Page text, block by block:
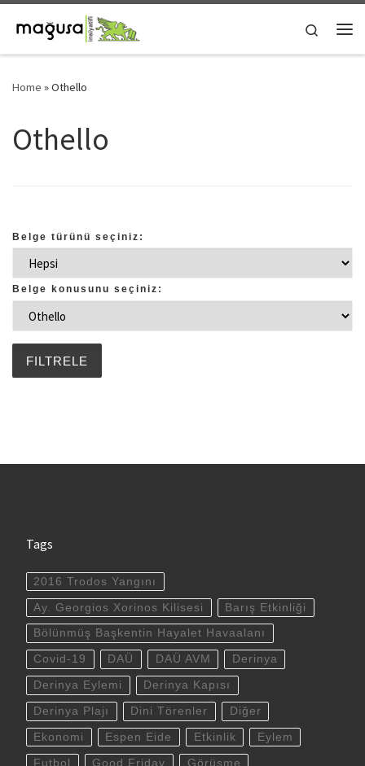
Skip to content
Search
Home »Othello
Othello
Belge türünü seçiniz:
Belge konusunu seçiniz:
Tags
2016 Trodos Yangını
Ay. Georgios Xorinos Kilisesi Barış Etkinliği
Bölünmüş Başkentin Hayalet Havaalanı
Covid-19 DAÜ DAÜ AVM Derinya
Derinya Eylemi Derinya Kapısı
Derinya Plajı Dini Törenler Diğer
Ekonomi Espen Eide Etkinlik Eylem
Futbol Good Friday Görüşme